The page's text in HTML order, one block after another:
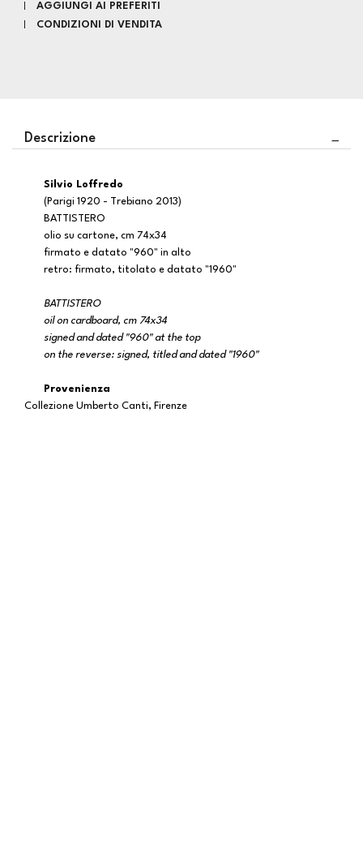
AGGIUNGI AI PREFERITI
CONDIZIONI DI VENDITA
Descrizione
Silvio Loffredo
(Parigi 1920 - Trebiano 2013)
BATTISTERO
olio su cartone, cm 74x34
firmato e datato "960" in alto
retro: firmato, titolato e datato "1960"
BATTISTERO
oil on cardboard, cm 74x34
signed and dated "960" at the top
on the reverse: signed, titled and dated "1960"
Provenienza
Collezione Umberto Canti, Firenze